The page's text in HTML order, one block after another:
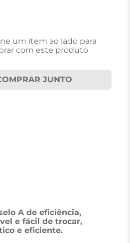
um item ao lado para
com este produto
JUNTO
A de eficiência,
e fácil de trocar,
e eficiente.